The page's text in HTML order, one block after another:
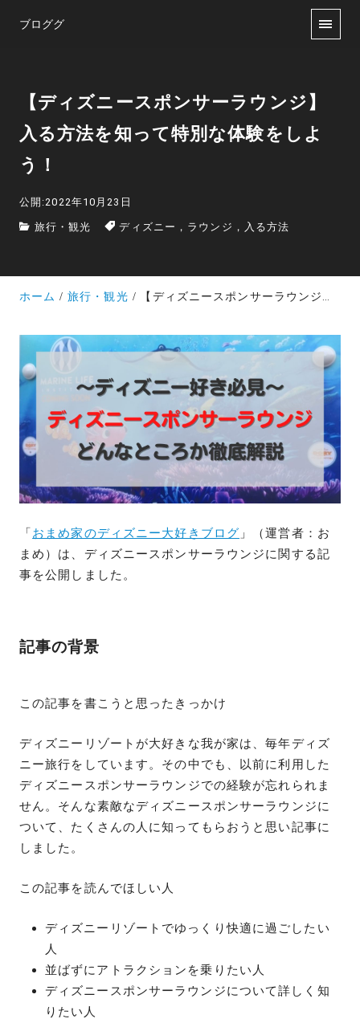
ブロググ
【ディズニースポンサーラウンジ】
入る方法を知って特別な体験をしよ
う！
公開:2022年10月23日
旅行・観光 ディズニー，ラウンジ，入る方法
ホーム 旅行・観光 【ディズニースポンサーラウンジ】入る方法を知って特別な体験をしよう！
「 おまめ家のディズニー大好きブログ 」（運営者：お
まめ）は、ディズニースポンサーラウンジに関する記
事を公開しました。
記事の背景
この記事を書こうと思ったきっかけ
ディズニーリゾートが大好きな我が家は、毎年ディズ
ニー旅行をしています。その中でも、以前に利用した
ディズニースポンサーラウンジでの経験が忘れられま
せん。そんな素敵なディズニースポンサーラウンジに
ついて、たくさんの人に知ってもらおうと思い記事に
しました。
この記事を読んでほしい人
ディズニーリゾートでゆっくり快適に過ごしたい
人
並ばずにアトラクションを乗りたい人
ディズニースポンサーラウンジについて詳しく知
りたい人